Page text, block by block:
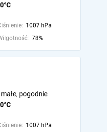
1007 hPa
78%
pogodnie
1007 hPa